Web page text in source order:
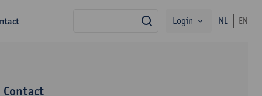
zoekLogin NL EN
Contact